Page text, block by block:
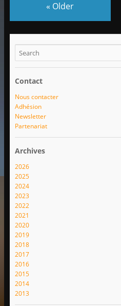
« Older
Contact
Nous contacter
Adhésion
Newsletter
Partenariat
Archives
2026
2025
2024
2023
2022
2021
2020
2019
2018
2017
2016
2015
2014
2013